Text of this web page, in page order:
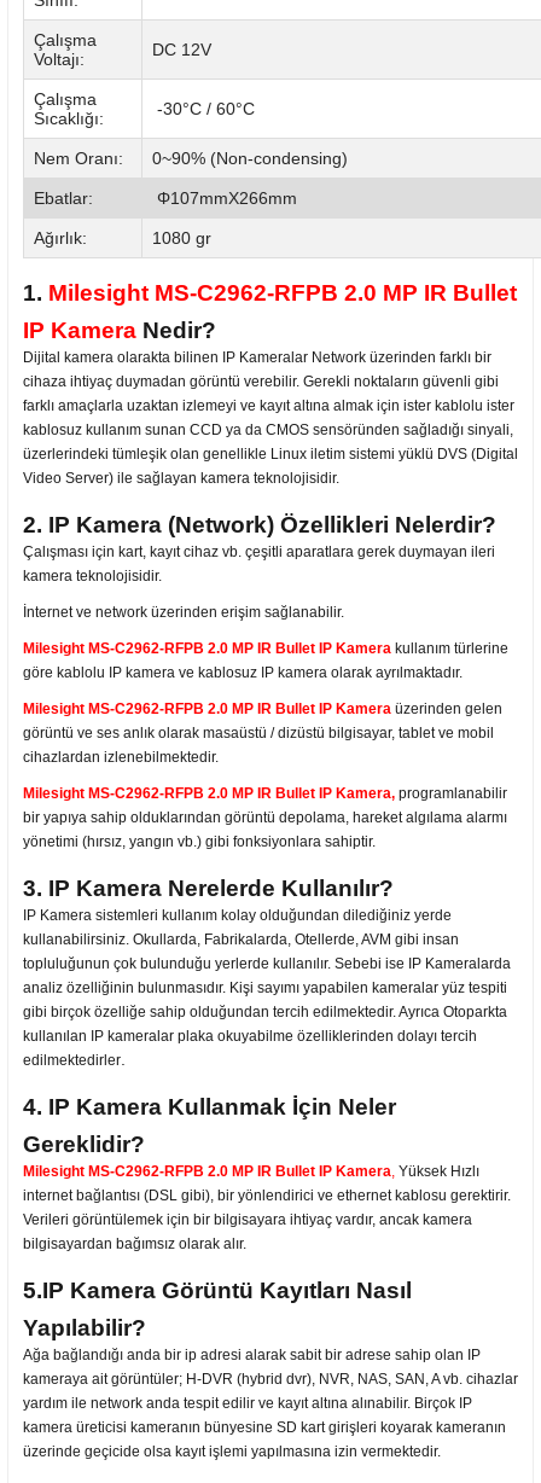
Çalışma
Voltajı:
DC 12V
Çalışma
Sıcaklığı:
-30°C / 60°C
Nem Oranı: 0~90% (Non-condensing)
Ebatlar: Φ107mmX266mm
Ağırlık: 1080 gr
1. Milesight MS-C2962-RFPB 2.0 MP IR Bullet
IP Kamera Nedir?
Dijital kamera olarakta bilinen IP Kameralar Network üzerinden farklı bir
cihaza ihtiyaç duymadan görüntü verebilir. Gerekli noktaların güvenli gibi
farklı amaçlarla uzaktan izlemeyi ve kayıt altına almak için ister kablolu ister
kablosuz kullanım sunan CCD ya da CMOS sensöründen sağladığı sinyali,
üzerlerindeki tümleşik olan genellikle Linux iletim sistemi yüklü DVS (Digital
Video Server) ile sağlayan kamera teknolojisidir.
2. IP Kamera (Network) Özellikleri Nelerdir?
Çalışması için kart, kayıt cihaz vb. çeşitli aparatlara gerek duymayan ileri
kamera teknolojisidir.
İnternet ve network üzerinden erişim sağlanabilir.
Milesight MS-C2962-RFPB 2.0 MP IR Bullet IP Kamera kullanım türlerine
göre kablolu IP kamera ve kablosuz IP kamera olarak ayrılmaktadır.
Milesight MS-C2962-RFPB 2.0 MP IR Bullet IP Kamera üzerinden gelen
görüntü ve ses anlık olarak masaüstü / dizüstü bilgisayar, tablet ve mobil
cihazlardan izlenebilmektedir.
Milesight MS-C2962-RFPB 2.0 MP IR Bullet IP Kamera, programlanabilir
bir yapıya sahip olduklarından görüntü depolama, hareket algılama alarmı
yönetimi (hırsız, yangın vb.) gibi fonksiyonlara sahiptir.
3. IP Kamera Nerelerde Kullanılır?
IP Kamera sistemleri kullanım kolay olduğundan dilediğiniz yerde
kullanabilirsiniz. Okullarda, Fabrikalarda, Otellerde, AVM gibi insan
topluluğunun çok bulunduğu yerlerde kullanılır. Sebebi ise IP Kameralarda
analiz özelliğinin bulunmasıdır. Kişi sayımı yapabilen kameralar yüz tespiti
gibi birçok özelliğe sahip olduğundan tercih edilmektedir. Ayrıca Otoparkta
kullanılan IP kameralar plaka okuyabilme özelliklerinden dolayı tercih
edilmektedirler
4. IP Kamera Kullanmak İçin Neler
Gereklidir?
Milesight MS-C2962-RFPB 2.0 MP IR Bullet IP Kamera Yüksek Hızlı
internet bağlantısı (DSL gibi), bir yönlendirici ve ethernet kablosu gerektirir.
Verileri görüntülemek için bir bilgisayara ihtiyaç vardır, ancak kamera
bilgisayardan bağımsız olarak alır.
5.IP Kamera Görüntü Kayıtları Nasıl
Yapılabilir?
Ağa bağlandığı anda bir ip adresi alarak sabit bir adrese sahip olan IP
kameraya ait görüntüler; H-DVR (hybrid dvr), NVR, NAS, SAN, A vb. cihazlar
yardım ile network anda tespit edilir ve kayıt altına alınabilir. Birçok IP
kamera üreticisi kameranın bünyesine SD kart girişleri koyarak kameranın
üzerinde geçicide olsa kayıt işlemi yapılmasına izin vermektedir.